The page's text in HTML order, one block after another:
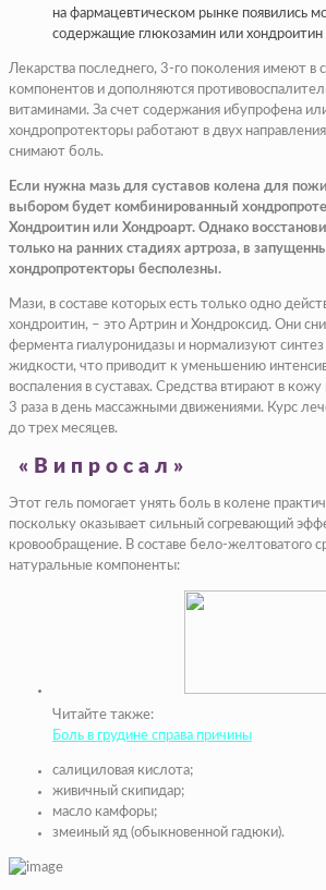
на фармацевтическом рынке появились
содержащие глюкозамин или хондроитин
Лекарства последнего, 3-го поколения имеют в
компонентов и дополняются
витаминами. За счет содержания ибупрофена
хондропротекторы работают в двух
снимают боль.
Если нужна мазь для суставов колена для
выбором будет комбинированный
Хондроитин или Хондроарт. Однако
только на ранних стадиях артроза, в
хондропротекторы бесполезны.
Мази, в составе которых есть только одно
хондроитин, – это Артрин и Хондроксид. Они
фермента гиалуронидазы и нормализуют синтез
жидкости, что приводит к уменьшению
воспаления в суставах. Средства втирают в
3 раза в день массажными движениями. Курс
до трех месяцев.
«Випросал»
Этот гель помогает унять боль в колене
поскольку оказывает сильный согревающий
кровообращение. В составе бело-желтоватого
натуральные компоненты:
Читайте также:
Боль в грудине справа причины
салициловая кислота;
живичный скипидар;
масло камфоры;
змеиный яд (обыкновенной гадюки).